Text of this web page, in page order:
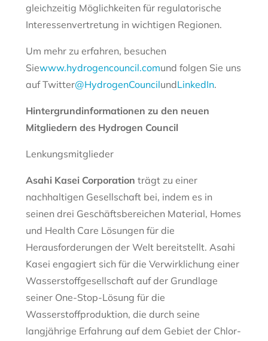
gleichzeitig Möglichkeiten für regulatorische
Interessenvertretung in wichtigen Regionen.
Um mehr zu erfahren, besuchen
Siewww.hydrogencouncil.comund folgen Sie uns
auf Twitter@HydrogenCouncilundLinkedIn.
Hintergrundinformationen zu den neuen
Mitgliedern des Hydrogen Council
Lenkungsmitglieder
Asahi Kasei Corporation trägt zu einer
nachhaltigen Gesellschaft bei, indem es in
seinen drei Geschäftsbereichen Material, Homes
und Health Care Lösungen für die
Herausforderungen der Welt bereitstellt. Asahi
Kasei engagiert sich für die Verwirklichung einer
Wasserstoffgesellschaft auf der Grundlage
seiner One-Stop-Lösung für die
Wasserstoffproduktion, die durch seine
langjährige Erfahrung auf dem Gebiet der Chlor-